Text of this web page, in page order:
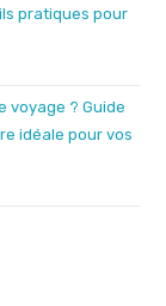
pratiques pour
voyage ? Guide
idéale pour vos